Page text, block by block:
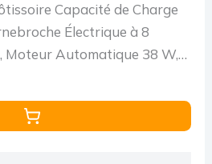
Capacité de Charge
Électrique à 8
Moteur Automatique 38 W,
pour Agneau